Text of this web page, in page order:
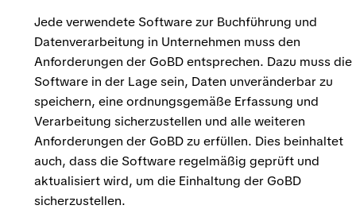
Jede verwendete Software zur Buchführung und
Datenverarbeitung in Unternehmen muss den
Anforderungen der GoBD entsprechen. Dazu muss die
Software in der Lage sein, Daten unveränderbar zu
speichern, eine ordnungsgemäße Erfassung und
Verarbeitung sicherzustellen und alle weiteren
Anforderungen der GoBD zu erfüllen. Dies beinhaltet
auch, dass die Software regelmäßig geprüft und
aktualisiert wird, um die Einhaltung der GoBD
sicherzustellen.